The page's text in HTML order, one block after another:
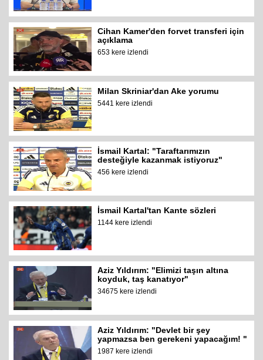
Cihan Kamer'den forvet transferi için
açıklama
653 kere izlendi
Milan Skriniar'dan Ake yorumu
5441 kere izlendi
İsmail Kartal: "Taraftarımızın
desteğiyle kazanmak istiyoruz"
456 kere izlendi
İsmail Kartal'tan Kante sözleri
1144 kere izlendi
Aziz Yıldırım: "Elimizi taşın altına
koyduk, taş kanatıyor"
34675 kere izlendi
Aziz Yıldırım: "Devlet bir şey
yapmazsa ben gerekeni yapacağım! "
1987 kere izlendi